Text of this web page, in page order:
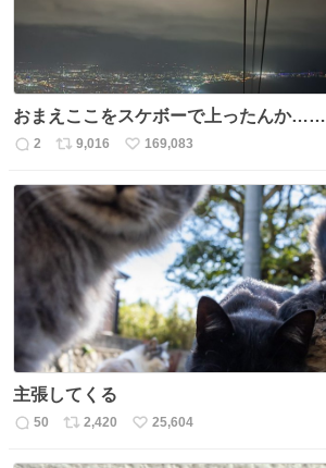
おまえここをスケボーで上ったんか……
返
数
2
リ
ス
ト
数
9,016
い
ね
数
169,083
主張してくる
返
50
リ
2,420
い
25,604